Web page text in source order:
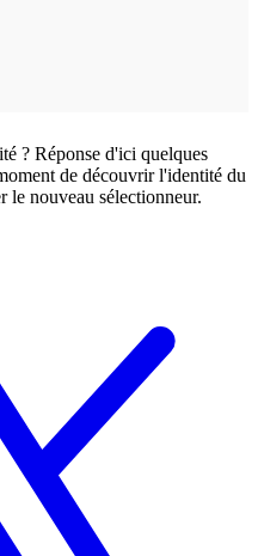
? Réponse d'ici quelques
de découvrir l'identité du
le nouveau sélectionneur.